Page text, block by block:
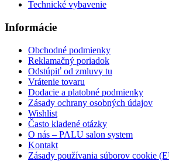
Technické vybavenie
Informácie
Obchodné podmienky
Reklamačný poriadok
Odstúpiť od zmluvy tu
Vrátenie tovaru
Dodacie a platobné podmienky
Zásady ochrany osobných údajov
Wishlist
Často kladené otázky
O nás – PALU salon system
Kontakt
Zásady používania súborov cookie